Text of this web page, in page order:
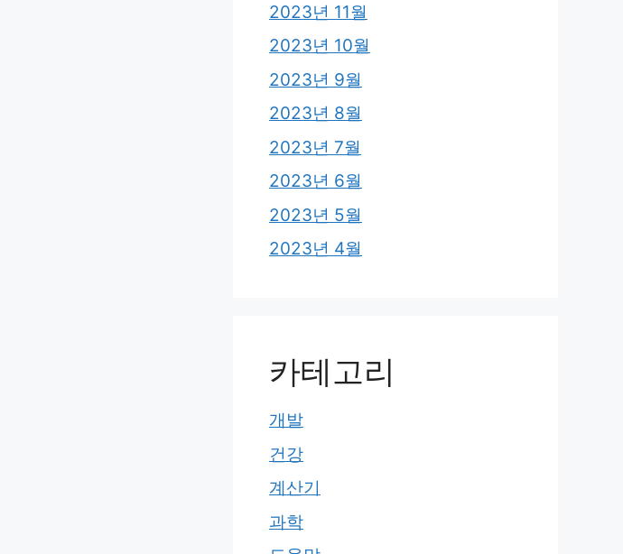
2023년 11월
2023년 10월
2023년 9월
2023년 8월
2023년 7월
2023년 6월
2023년 5월
2023년 4월
카테고리
개발
건강
계산기
과학